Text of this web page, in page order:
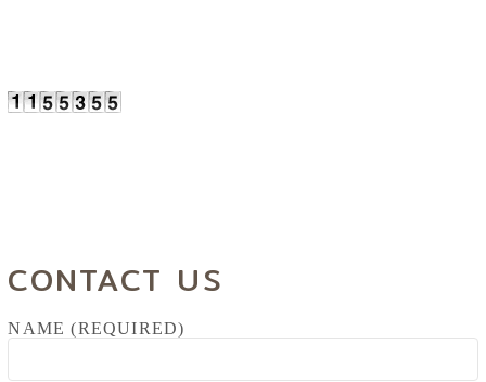
CONTACT US
NAME (REQUIRED)